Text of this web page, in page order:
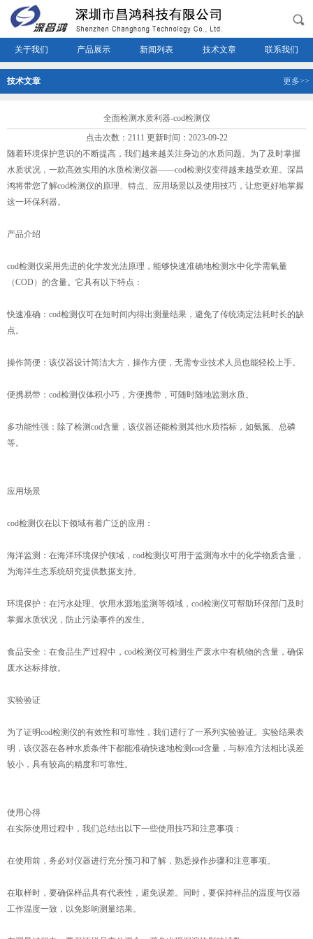
关于我们 产品展示 新闻列表 技术文章 联系我们
技术文章 更多>>
全面检测水质利器-cod检测仪
点击次数：2111 更新时间：2023-09-22
随着环境保护意识的不断提高，我们越来越关注身边的水质问题。为了及时掌握
水质状况，一款高效实用的水质检测仪器——cod检测仪变得越来越受欢迎。深昌
鸿将带您了解cod检测仪的原理、特点、应用场景以及使用技巧，让您更好地掌握
这一环保利器。
产品介绍
cod检测仪采用先进的化学发光法原理，能够快速准确地检测水中化学需氧量
（COD）的含量。它具有以下特点：
快速准确：cod检测仪可在短时间内得出测量结果，避免了传统滴定法耗时长的缺
点。
操作简便：该仪器设计简洁大方，操作方便，无需专业技术人员也能轻松上手。
便携易带：cod检测仪体积小巧，方便携带，可随时随地监测水质。
多功能性强：除了检测cod含量，该仪器还能检测其他水质指标，如氨氮、总磷
等。
应用场景
cod检测仪在以下领域有着广泛的应用：
海洋监测：在海洋环境保护领域，cod检测仪可用于监测海水中的化学物质含量，
为海洋生态系统研究提供数据支持。
环境保护：在污水处理、饮用水源地监测等领域，cod检测仪可帮助环保部门及时
掌握水质状况，防止污染事件的发生。
食品安全：在食品生产过程中，cod检测仪可检测生产废水中有机物的含量，确保
废水达标排放。
实验验证
为了证明cod检测仪的有效性和可靠性，我们进行了一系列实验验证。实验结果表
明，该仪器在各种水质条件下都能准确快速地检测cod含量，与标准方法相比误差
较小，具有较高的精度和可靠性。
使用心得
在实际使用过程中，我们总结出以下一些使用技巧和注意事项：
在使用前，务必对仪器进行充分预习和了解，熟悉操作步骤和注意事项。
在取样时，要确保样品具有代表性，避免误差。同时，要保持样品的温度与仪器
工作温度一致，以免影响测量结果。